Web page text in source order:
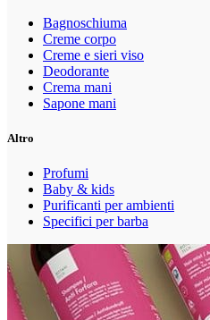
Bagnoschiuma
Creme corpo
Creme e sieri viso
Deodorante
Crema mani
Sapone mani
Altro
Profumi
Baby & kids
Purificanti per ambienti
Specifici per barba